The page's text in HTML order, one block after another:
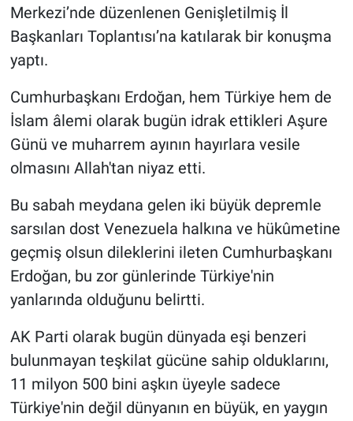
Merkezi’nde düzenlenen Genişletilmiş İl
Başkanları Toplantısı’na katılarak bir konuşma
yaptı.
Cumhurbaşkanı Erdoğan, hem Türkiye hem de
İslam âlemi olarak bugün idrak ettikleri Aşure
Günü ve muharrem ayının hayırlara vesile
olmasını Allah'tan niyaz etti.
Bu sabah meydana gelen iki büyük depremle
sarsılan dost Venezuela halkına ve hükûmetine
geçmiş olsun dileklerini ileten Cumhurbaşkanı
Erdoğan, bu zor günlerinde Türkiye'nin
yanlarında olduğunu belirtti.
AK Parti olarak bugün dünyada eşi benzeri
bulunmayan teşkilat gücüne sahip olduklarını,
11 milyon 500 bini aşkın üyeyle sadece
Türkiye'nin değil dünyanın en büyük, en yaygın